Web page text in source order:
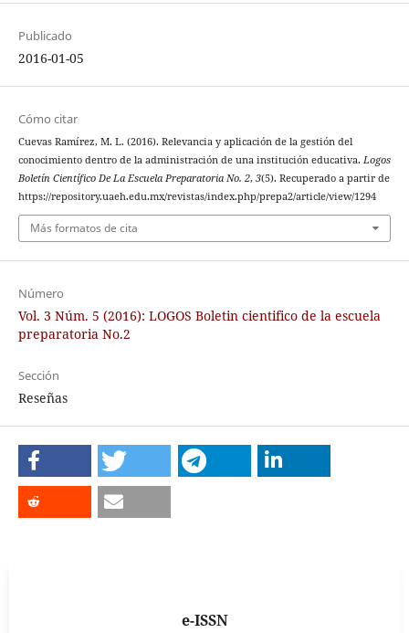
Publicado
2016-01-05
Cómo citar
Cuevas Ramírez, M. L. (2016). Relevancia y aplicación de la gestión del
conocimiento dentro de la administración de una institución educativa. Logos
Boletín Científico De La Escuela Preparatoria No. 2, 3(5). Recuperado a partir de
https://repository.uaeh.edu.mx/revistas/index.php/prepa2/article/view/1294
Más formatos de cita
Número
Vol. 3 Núm. 5 (2016): LOGOS Boletin cientifico de la escuela
preparatoria No.2
Sección
Reseñas
e-ISSN